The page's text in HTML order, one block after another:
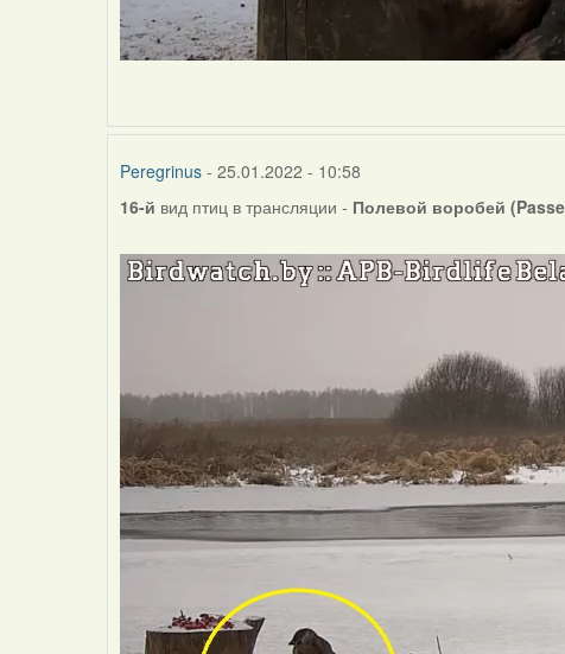
Peregrinus - 25.01.2022 - 10:58
16-й вид птиц в трансляции - Полевой воробей